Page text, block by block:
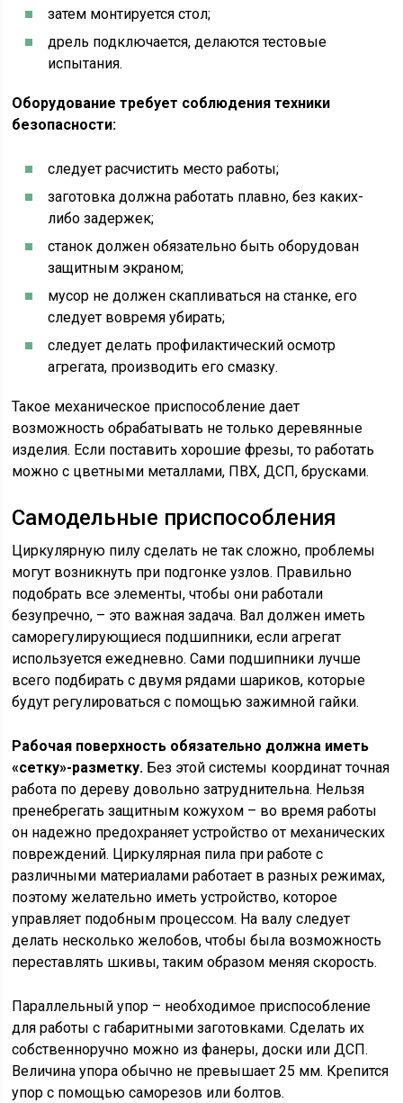
затем монтируется стол;
дрель подключается, делаются тестовые
испытания.
Оборудование требует соблюдения техники
безопасности:
следует расчистить место работы;
заготовка должна работать плавно, без каких-
либо задержек;
станок должен обязательно быть оборудован
защитным экраном;
мусор не должен скапливаться на станке, его
следует вовремя убирать;
следует делать профилактический осмотр
агрегата, производить его смазку.
Такое механическое приспособление дает
возможность обрабатывать не только деревянные
изделия. Если поставить хорошие фрезы, то работать
можно с цветными металлами, ПВХ, ДСП, брусками.
Самодельные приспособления
Циркулярную пилу сделать не так сложно, проблемы
могут возникнуть при подгонке узлов. Правильно
подобрать все элементы, чтобы они работали
безупречно, – это важная задача. Вал должен иметь
саморегулирующиеся подшипники, если агрегат
используется ежедневно. Сами подшипники лучше
всего подбирать с двумя рядами шариков, которые
будут регулироваться с помощью зажимной гайки.
Рабочая поверхность обязательно должна иметь
«сетку»-разметку. Без этой системы координат точная
работа по дереву довольно затруднительна. Нельзя
пренебрегать защитным кожухом – во время работы
он надежно предохраняет устройство от механических
повреждений. Циркулярная пила при работе с
различными материалами работает в разных режимах,
поэтому желательно иметь устройство, которое
управляет подобным процессом. На валу следует
делать несколько желобов, чтобы была возможность
переставлять шкивы, таким образом меняя скорость.
Параллельный упор – необходимое приспособление
для работы с габаритными заготовками. Сделать их
собственноручно можно из фанеры, доски или ДСП.
Величина упора обычно не превышает 25 мм. Крепится
упор с помощью саморезов или болтов.